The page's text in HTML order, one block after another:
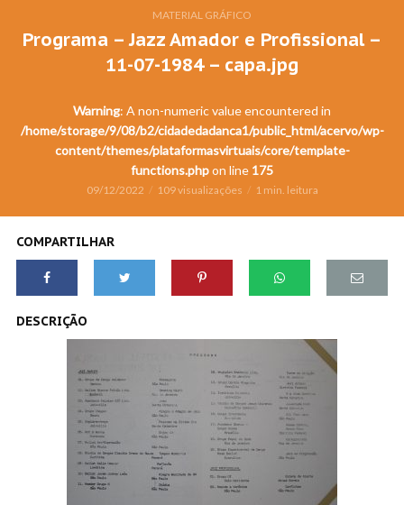
MATERIAL GRÁFICO
Programa – Jazz Amador e Profissional –
11-07-1984 – capa.jpg
Warning: A non-numeric value encountered in
/home/storage/9/08/b2/cidadedadanca1/public_html/acervo/wp-
content/themes/plataformasvirtuais/core/template-
functions.phpon line 175
09/12/2022 109 visualizações 1 min. leitura
COMPARTILHAR
DESCRIÇÃO